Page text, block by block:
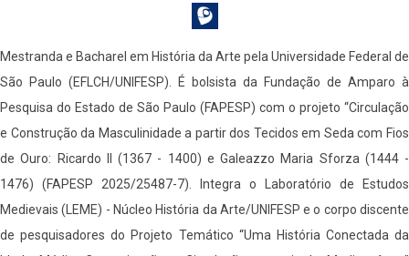
Mestranda e Bacharel em História da Arte pela Universidade Federal de
São Paulo (EFLCH/UNIFESP). É bolsista da Fundação de Amparo à
Pesquisa do Estado de São Paulo (FAPESP) com o projeto “Circulação
e Construção da Masculinidade a partir dos Tecidos em Seda com Fios
de Ouro: Ricardo II (1367 - 1400) e Galeazzo Maria Sforza (1444 -
1476) (FAPESP 2025/25487-7). Integra o Laboratório de Estudos
Medievais (LEME) - Núcleo História da Arte/UNIFESP e o corpo discente
de pesquisadores do Projeto Temático “Uma História Conectada da